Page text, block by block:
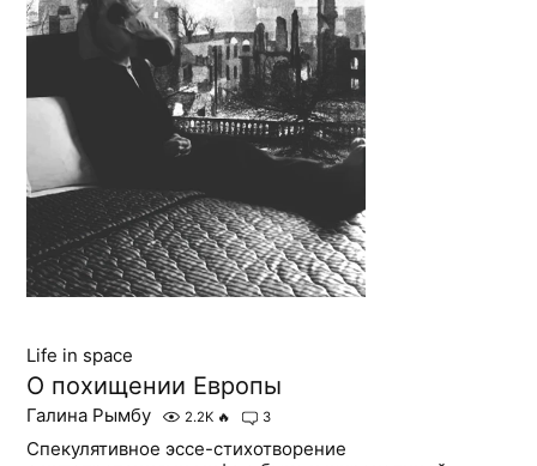
Life in space
О похищении Европы
Галина Рымбу 2.2K 🔥 3
Спекулятивное эссе-стихотворение